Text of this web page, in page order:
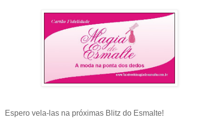
Espero vela-las na próximas Blitz do Esmalte!